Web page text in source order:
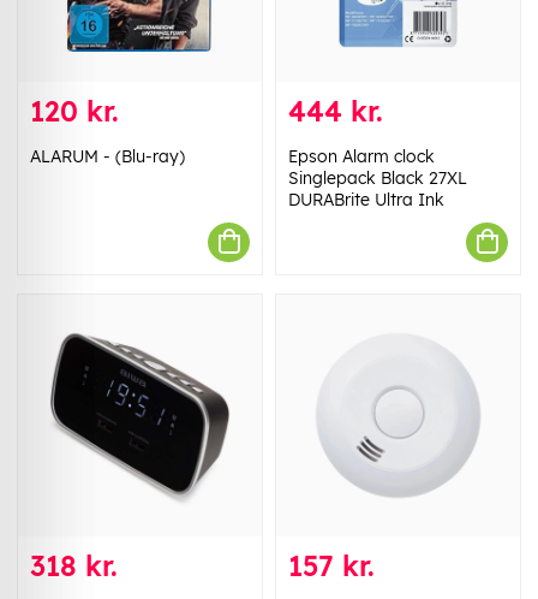
120 kr.
ALARUM - (Blu-ray)
444 kr.
Epson Alarm clock
Singlepack Black 27XL
DURABrite Ultra Ink
318 kr. 157 kr.